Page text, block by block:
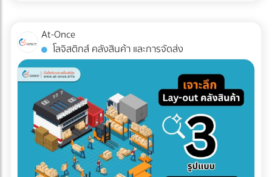
รูปธรรม และผ่านมาตรฐานระดับโลกอย่าง HACCP, GMP หรือ
BRC ได้ง่ายขึ้น ต้องการอัปเกรดเทคโนโลยีตรวจสอบคุณภาพใน
โรงงานอาหาร? ค้นหาตัวแทนจำหน่ายเครื่องจักร และผู้ให้บริการ
ระบบ Inspection Systems ระดับอุตสาหกรรม ที่ At-Once
ปลาย หรือบางครั้งเลือกใช้รถผิดประเภทจนสินค้าเสียหายระหว่าง
ทาง (เช่น โดนฝนสาด หรืออุณหภูมิเปลี่ยน) บทความนี้จะพาคุณ
ไปกางโพย ประเภทรถขนส่ง Logistics เพื่อให้คุณจับคู่สินค้ากับ
ยานพาหนะได้อย่างถูกต้อง คุ้มค่า และตอบโจทย์ธุรกิจมากที่สุด
ทำไมฝ่ายจัดซื้อต้องซีเรียสเรื่อง "ประเภทรถขนส่ง"? การตัดสินใจ
เลือกรถขนส่งมีผลโดยตรงต่อกำไร (Profit Margin) ของบริษัท
เพราะรถแต่ละประเภทมีข้อจำกัดทางกฎหมายและลักษณะทาง
กายภาพที่ต่างกัน: กฎหมายน้ำหนักบรรทุก: รถแต่ละคันถูกจำกัด
น้ำหนักไม่ให้เกินมาตรฐาน หากฝ่าฝืน บริษัทของคุณอาจโดนค่า
ปรับมหาศาลและเสียประวัติ ข้อจำกัดเรื่องเวลาและเส้นทาง: รถ
At-Once
โลจิสติกส์ คลังสินค้า และการจัดส่ง